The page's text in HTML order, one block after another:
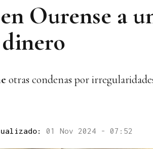
Ourense a
otras condenas por
01 Nov 2024 - 07:52